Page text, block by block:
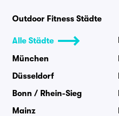
Outdoor Fitness Städte
Alle Städte
München
Düsseldorf
Bonn / Rhein-Sieg
Mainz